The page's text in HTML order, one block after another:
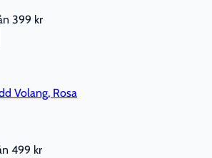
399 kr
Volang, Rosa
499 kr